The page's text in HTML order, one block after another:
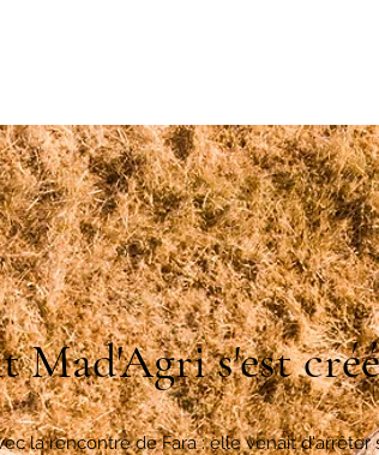
Mad'Agri s'est
la rencontre de Fara : elle venait